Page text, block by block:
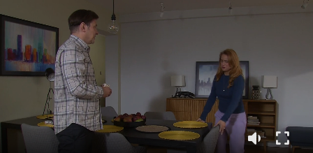
Klan